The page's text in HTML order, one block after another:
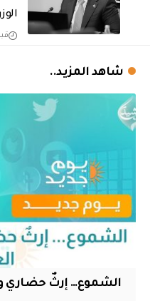
قبل 5
شاهد المزيد..
الشموع… إرثٌ حضاري